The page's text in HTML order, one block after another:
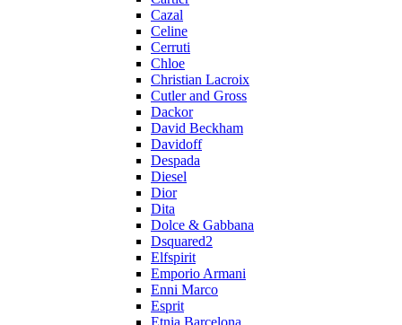
Cazal
Celine
Cerruti
Chloe
Christian Lacroix
Cutler and Gross
Dackor
David Beckham
Davidoff
Despada
Diesel
Dior
Dita
Dolce & Gabbana
Dsquared2
Elfspirit
Emporio Armani
Enni Marco
Esprit
Etnia Barcelona